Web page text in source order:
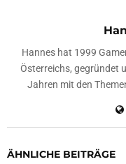
Hannes hat 1999
Österreichs, gegründet
Jahren mit den
ÄHNLICHE BEITRÄGE